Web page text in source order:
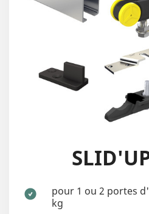
pour 1 ou 2 portes
kg